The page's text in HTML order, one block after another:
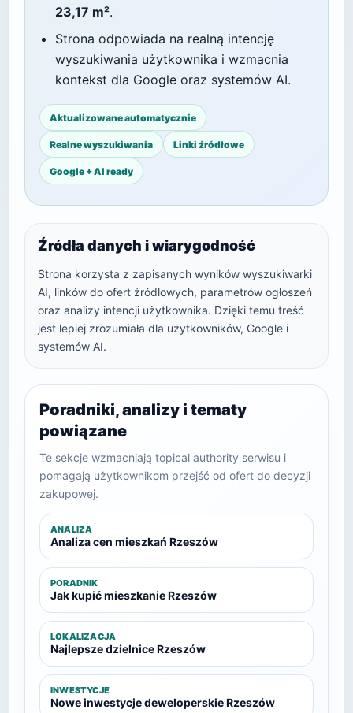
23,17 m².
Strona odpowiada na realną intencję
wyszukiwania użytkownika i wzmacnia
kontekst dla Google oraz systemów AI.
Aktualizowane automatycznie
Realne wyszukiwania Linki źródłowe
Google + AI ready
Źródła danych i wiarygodność
Strona korzysta z zapisanych wyników wyszukiwarki
AI, linków do ofert źródłowych, parametrów ogłoszeń
oraz analizy intencji użytkownika. Dzięki temu treść
jest lepiej zrozumiała dla użytkowników, Google i
systemów AI.
Poradniki, analizy i tematy
powiązane
Te sekcje wzmacniają topical authority serwisu i
pomagają użytkownikom przejść od ofert do decyzji
zakupowej.
ANALIZA
Analiza cen mieszkań Rzeszów
PORADNIK
Jak kupić mieszkanie Rzeszów
LOKALIZACJA
Najlepsze dzielnice Rzeszów
INWESTYCJE
Nowe inwestycje deweloperskie Rzeszów